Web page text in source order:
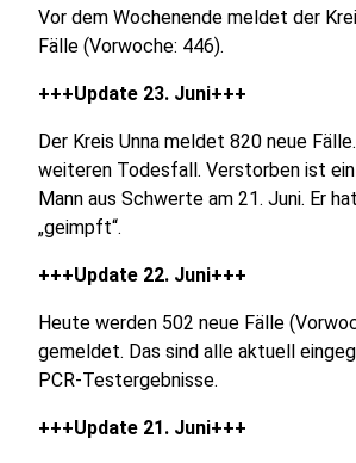
Vor dem Wochenende meldet der
Fälle (Vorwoche: 446).
+++Update 23. Juni+++
Der Kreis Unna meldet 820 neue
weiteren Todesfall. Verstorben ist
Mann aus Schwerte am 21. Juni. Er
„geimpft“.
+++Update 22. Juni+++
Heute werden 502 neue Fälle
gemeldet. Das sind alle aktuell
PCR-Testergebnisse.
+++Update 21. Juni+++